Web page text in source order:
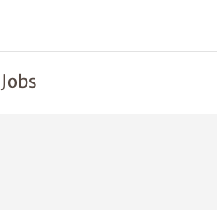
Jobs